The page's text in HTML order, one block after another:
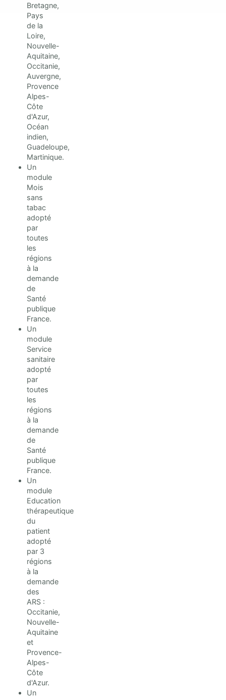
Bretagne,
Pays
de la
Loire,
Nouvelle-
Aquitaine,
Occitanie,
Auvergne,
Provence
Alpes-
Côte
d'Azur,
Océan
indien,
Guadeloupe,
Martinique.
Un
module
Mois
sans
tabac
adopté
par
toutes
les
régions
à la
demande
de
Santé
publique
France.
Un
module
Service
sanitaire
adopté
par
toutes
les
régions
à la
demande
de
Santé
publique
France.
Un
module
Education
thérapeutique
du
patient
adopté
par 3
régions
à la
demande
des
ARS :
Occitanie,
Nouvelle-
Aquitaine
et
Provence-
Alpes-
Côte
d'Azur.
Un